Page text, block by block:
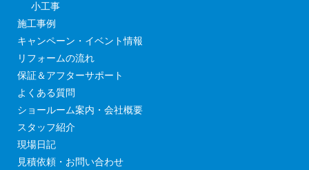
小工事
施工事例
キャンペーン・イベント情報
リフォームの流れ
保証＆アフターサポート
よくある質問
ショールーム案内・会社概要
スタッフ紹介
現場日記
見積依頼・お問い合わせ